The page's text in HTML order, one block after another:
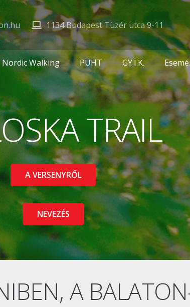
1134 Budapest Tüzér utca 9-11
Nordic Walking PUHT GY.I.K.
TRAIL
A VERSENYRŐL
NEVEZÉS
A